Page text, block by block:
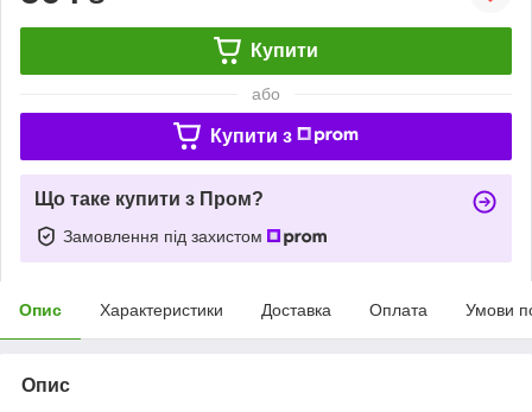
Купити
або
Купити з
Що таке купити з Пром?
Замовлення під захистом
Опис Характеристики Доставка Оплата Умови
Опис